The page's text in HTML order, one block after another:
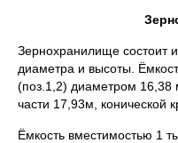
Зернохранилище состоит
диаметра и высоты.
(поз.1,2) диаметром 16,38
части 17,93м, конической
Ёмкость вместимостью 1